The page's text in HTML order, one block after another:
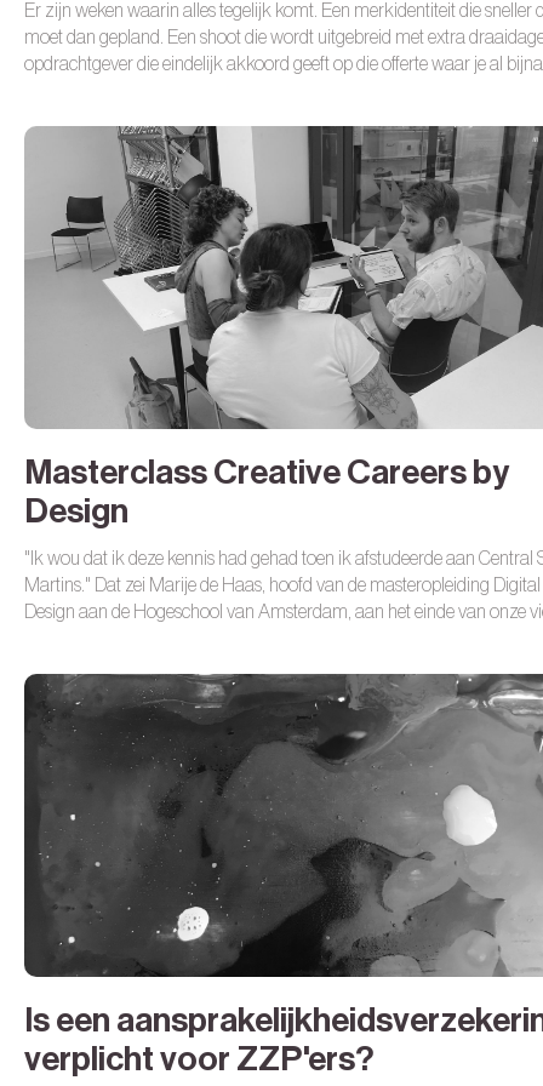
Er zijn weken waarin alles tegelijk komt. Een merkidentiteit die sneller
moet dan gepland. Een shoot die wordt uitgebreid met extra
opdrachtgever die eindelijk akkoord geeft op die offerte waar je al
zomer'. Die zomer valt over je agenda als een dikke hete deken. Je
steeds, denkt nog steeds, maakt nog steeds. Alleen komt het geld later.
minder. Of allebei.
Masterclass Creative Careers by
Design
"Ik wou dat ik deze kennis had gehad toen ik afstudeerde aan Central
Martins."
Dat zei Marije de Haas, hoofd van de masteropleiding Digital
Design aan de Hogeschool van Amsterdam, aan het einde van onze
Is een
verplicht voor ZZP'ers?